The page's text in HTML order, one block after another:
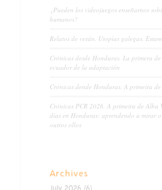
¿Pueden los videojuegos enseñarnos
humanos?
Relatos de verán. Utopías galegas.
Crónicas desde Honduras. La primera
ecuador de la adaptación
Crónicas dende Honduras. A primeira
Crónicas PCR 2026. A primeira de Alba
días en Honduras: aprendendo a mirar
outros ollos
Archives